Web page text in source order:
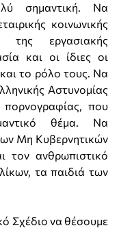
σημαντική. Να
κοινωνικής
της εργασιακής
και οι ίδιες οι
το ρόλο τους. Να
Αστυνομίας
πορνογραφίας, που
θέμα. Να
Μη Κυβερνητικών
τον ανθρωπιστικό
τα παιδιά των
Σχέδιο να θέσουμε